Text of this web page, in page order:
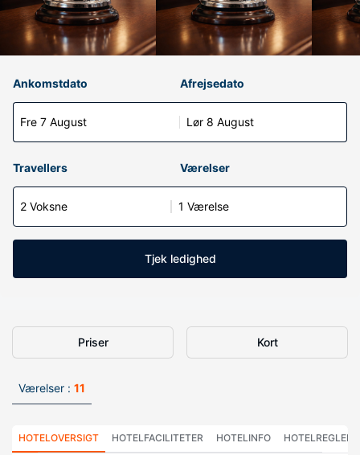
Ankomstdato
Fre 7 August
Afrejsedato
Lør 8 August
Travellers Værelser
2 Voksne 1 Værelse
Tjek ledighed
Priser Kort
Værelser : 11
HOTELOVERSIGT HOTELFACILITETER HOTELINFO HOTELREGLER